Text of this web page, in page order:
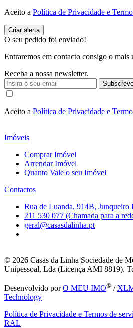
Aceito a Política de Privacidade e
O seu pedido foi enviado!
Entraremos em contacto consigo o mais
Receba a nossa newsletter.
Aceito a Política de Privacidade e
Imóveis
Comprar Imóvel
Arrendar Imóvel
Quanto Vale o seu Imóvel
Contactos
Rua de Luanda, 914B, Junqueiro
211 530 077 (Chamada para a
geral@casasdalinha.pt
© 2026 Casas da Linha Sociedade de
Unipessoal, Lda (Licença AMI 8819).
Desenvolvido porO MEU IMO® /
Technology
Política de Privacidade e Termos de
RAL